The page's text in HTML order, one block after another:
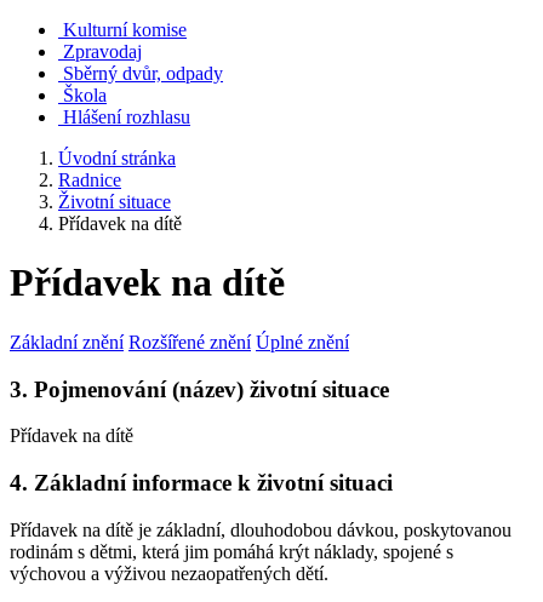
Kulturní komise
Zpravodaj
Sběrný dvůr, odpady
Škola
Hlášení rozhlasu
Úvodní stránka
Radnice
Životní situace
Přídavek na dítě
Přídavek na dítě
Základní znění Rozšířené znění Úplné znění
3. Pojmenování (název) životní situace
Přídavek na dítě
4. Základní informace k životní situaci
Přídavek na dítě je základní, dlouhodobou dávkou, poskytovanou
rodinám s dětmi, která jim pomáhá krýt náklady, spojené s
výchovou a výživou nezaopatřených dětí.